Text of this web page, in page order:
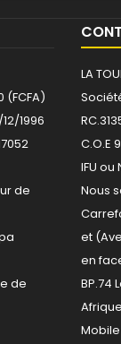
1996
de
de
LA
C.O.E
IFU ou
Nous
et
en
BP.74